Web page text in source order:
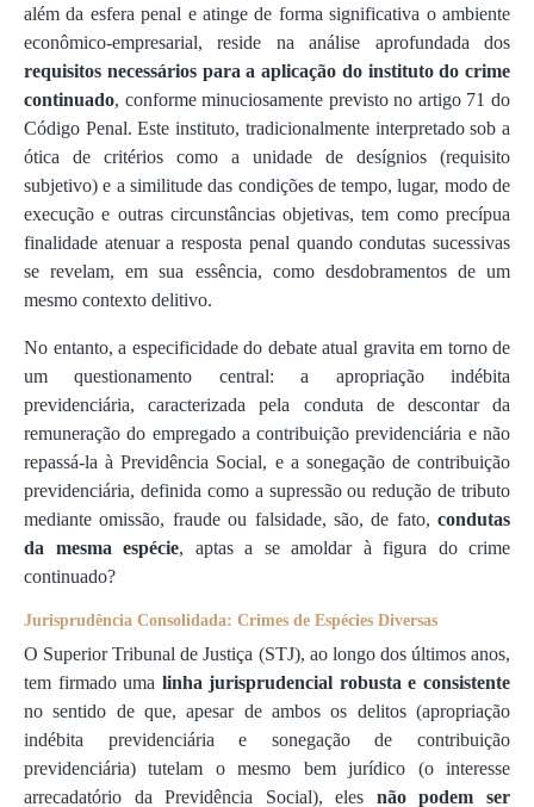
além da esfera penal e atinge de forma significativa o ambiente
econômico-empresarial, reside na análise aprofundada dos
requisitos necessários para a aplicação do instituto do crime
continuado, conforme minuciosamente previsto no artigo 71 do
Código Penal. Este instituto, tradicionalmente interpretado sob a
ótica de critérios como a unidade de desígnios (requisito
subjetivo) e a similitude das condições de tempo, lugar, modo de
execução e outras circunstâncias objetivas, tem como precípua
finalidade atenuar a resposta penal quando condutas sucessivas
se revelam, em sua essência, como desdobramentos de um
mesmo contexto delitivo.
No entanto, a especificidade do debate atual gravita em torno de
um questionamento central: a apropriação indébita
previdenciária, caracterizada pela conduta de descontar da
remuneração do empregado a contribuição previdenciária e não
repassá-la à Previdência Social, e a sonegação de contribuição
previdenciária, definida como a supressão ou redução de tributo
mediante omissão, fraude ou falsidade, são, de fato, condutas
da mesma espécie, aptas a se amoldar à figura do crime
continuado?
Jurisprudência Consolidada: Crimes de Espécies Diversas
O Superior Tribunal de Justiça (STJ), ao longo dos últimos anos,
tem firmado uma linha jurisprudencial robusta e consistente
no sentido de que, apesar de ambos os delitos (apropriação
indébita previdenciária e sonegação de contribuição
previdenciária) tutelam o mesmo bem jurídico (o interesse
arrecadatório da Previdência Social), eles não podem ser